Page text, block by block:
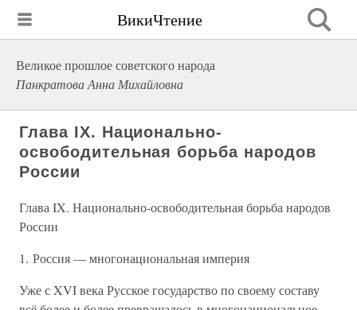
ВикиЧтение
Великое прошлое советского народа
Панкратова Анна Михайловна
Глава IX. Национально-
освободительная борьба народов
России
Глава IX. Национально-освободительная борьба народов
России
1. Россия — многонациональная империя
Уже с XVI века Русское государство по своему составу